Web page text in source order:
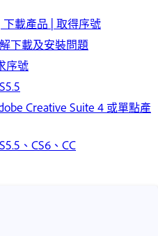
載產品 | 取得序號
下載及安裝問題
序號
Creative Suite 4 或單點產
、CS6、CC